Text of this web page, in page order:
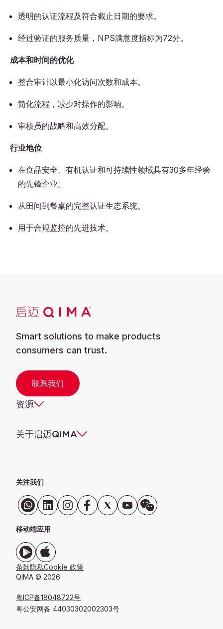
透明的认证流程及符合截止日期的要求。
经过验证的服务质量，NPS满意度指标为72分。
成本和时间的优化
整合审计以最小化访问次数和成本。
简化流程，减少对操作的影响。
审核员的战略和高效分配。
行业地位
在食品安全、有机认证和可持续性领域具有30多年经验
的先锋企业。
从田间到餐桌的完整认证生态系统。
用于合规监控的先进技术。
Smart solutions to make products
consumers can trust.
联系我们
资源
关于启迈QIMA
关注我们
移动端应用
条款隐私Cookie 政策
QIMA © 2026
粤ICP备18048722号
粤公安网备 44030302002303号